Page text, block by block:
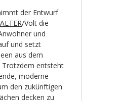
der Entwurf
/Volt die
und
und setzt
aus dem
Trotzdem entsteht
moderne
den zukünftigen
decken zu